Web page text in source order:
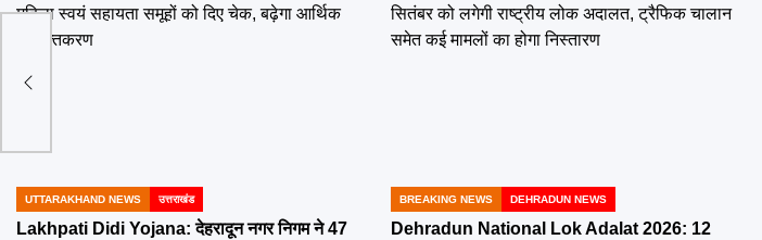
POSTED
IN
UTTARAKHAND NEWS उत्तराखंड
Lakhpati Didi Yojana: देहरादून नगर निगम ने 47
POSTED
IN
BREAKING NEWS DEHRADUN NEWS
Dehradun National Lok Adalat 2026: 12